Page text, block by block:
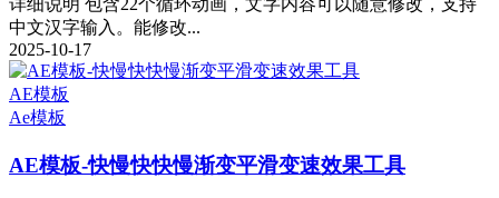
详细说明 包含22个循环动画，文字内容可以随意修改，支持
中文汉字输入。能修改...
2025-10-17
AE模板
Ae模板
AE模板-快慢快快慢渐变平滑变速效果工具